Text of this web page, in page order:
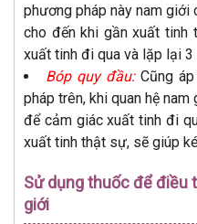
phương pháp này nam
cho đến khi gần xuất
xuất tinh đi qua và lặp lại
Bóp quy đầu: Cũng
pháp trên, khi quan hệ
để cảm giác xuất tinh đi
xuất tinh thật sự, sẽ giúp
Sử dụng thuốc để điều
giới